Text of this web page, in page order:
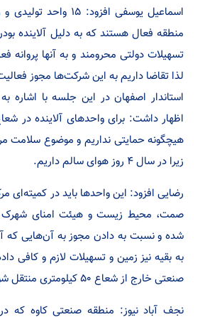
اسماعیل یوسفی افزود:
منطقه فعال هستند که به دلیل آلاینده
تسهیلات دولتی محرومند و به آنها پروانه
لذا تقاضا داریم به این شرکت‌ها مجوز
استاندار اصفهان در این جلسه با
هیچگونه حمایتی نداریم و موضوع سلامت
زیرا در سال ۴ روز هوای سالم داریم.
رضایی افزود: این واحدها باید در کمیته‌ای
صمت، محیط زیست و هیئت امنای شهرک
شده و نسبت به دادن مجوز به آن‌هایی که
به بقیه نیز زمین و تسهیلات لازم و کافی
صنعتی خارج از شعاع ۵۰ کیلومتری منتقل شوند.
نجف آباد نیوز: منطقه صنعتی کاوه که در